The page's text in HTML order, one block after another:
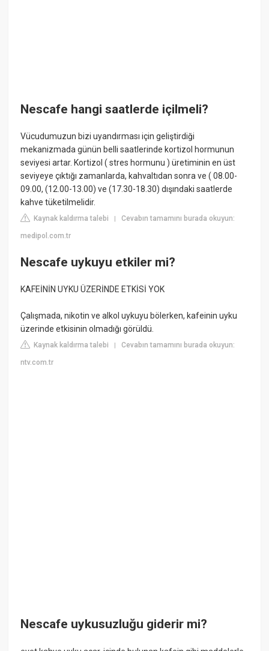
Nescafe hangi saatlerde içilmeli?
Vücudumuzun bizi uyandırması için geliştirdiği
mekanizmada günün belli saatlerinde kortizol hormunun
seviyesi artar. Kortizol ( stres hormunu ) üretiminin en üst
seviyeye çıktığı zamanlarda, kahvaltıdan sonra ve ( 08.00-
09.00, (12.00-13.00) ve (17.30-18.30) dışındaki saatlerde
kahve tüketilmelidir.
Kaynak kaldırma talebi |Cevabın tamamını burada okuyun:
medipol.com.tr
Nescafe uykuyu etkiler mi?
KAFEİNİN UYKU ÜZERİNDE ETKİSİ YOK
Çalışmada, nikotin ve alkol uykuyu bölerken, kafeinin uyku
üzerinde etkisinin olmadığı görüldü.
Kaynak kaldırma talebi |Cevabın tamamını burada okuyun:
ntv.com.tr
Nescafe uykusuzluğu giderir mi?